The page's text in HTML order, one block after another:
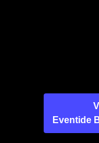
Eventide